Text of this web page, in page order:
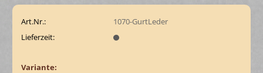
Art.Nr.:
1070-GurtLeder
Lieferzeit:
Variante: